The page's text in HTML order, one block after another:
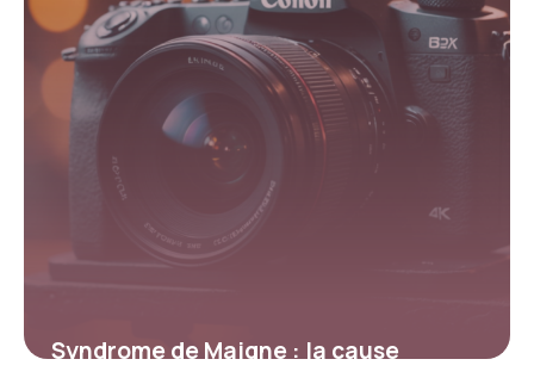
Syndrome de Maigne : la cause